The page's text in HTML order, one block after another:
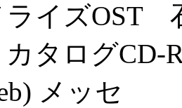
ライズOST
カタログ
メッセ